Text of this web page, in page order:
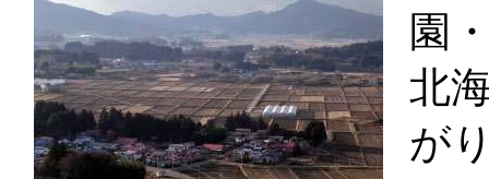
園
北
が